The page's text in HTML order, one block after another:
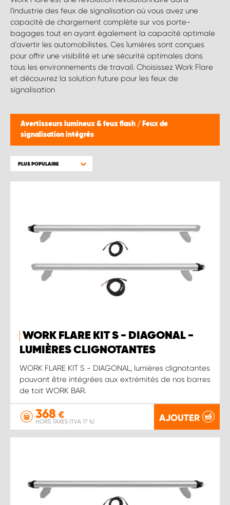
l'industrie des feux de signalisation où vous avez une
capacité de chargement complète sur vos porte-
bagages tout en ayant également la capacité optimale
d'avertir les automobilistes. Ces lumières sont conçues
pour offrir une visibilité et une sécurité optimales dans
tous les environnements de travail. Choisissez Work Flare
et découvrez la solution future pour les feux de
signalisation
Avertisseurs lumineux & feux flash / Feux de
signalisation intégrés
PLUS POPULAIRE
WORK FLARE KIT S - DIAGONAL -
LUMIÈRES CLIGNOTANTES
WORK FLARE KIT S - DIAGONAL, lumières clignotantes
pouvant être intégrées aux extrémités de nos barres
de toit WORK BAR.
368 €
HORS TAXES (TVA 17 %) AJOUTER